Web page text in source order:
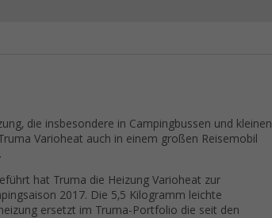
die insbesondere in Campingbussen und kleinen
Varioheat auch in einem großen Reisemobil
.
hat Truma die Heizung Varioheat zur
2017. Die 5,5 Kilogramm leichte
ersetzt im Truma-Portfolio die seit den